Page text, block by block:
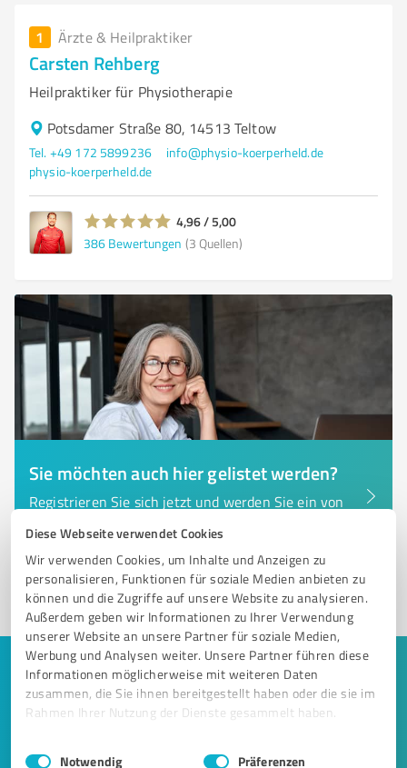
Diese Webseite verwendet Cookies
Wir verwenden Cookies, um Inhalte und Anzeigen zu
personalisieren, Funktionen für soziale Medien anbieten zu
können und die Zugriffe auf unsere Website zu analysieren.
Außerdem geben wir Informationen zu Ihrer Verwendung
unserer Website an unsere Partner für soziale Medien,
Werbung und Analysen weiter. Unsere Partner führen diese
Informationen möglicherweise mit weiteren Daten
zusammen, die Sie ihnen bereitgestellt haben oder die sie im
Rahmen Ihrer Nutzung der Dienste gesammelt haben.
Impressum Datenschutzbestimmungen
Einwilligungsauswahl
Notwendig Präferenzen
1 Ärzte & Heilpraktiker
Carsten Rehberg
Heilpraktiker für Physiotherapie
Potsdamer Straße 80, 14513 Teltow
Tel. +49 172 5899236
info@physio-koerperheld.de
physio-koerperheld.de
4,96 / 5,00
386 Bewertungen (3 Quellen)
Sie möchten auch hier gelistet werden?
Registrieren Sie sich jetzt und werden Sie ein von
1
Keine Zeit für lange Recherchen und E-
Mails? Jetzt Angebote empfangen!